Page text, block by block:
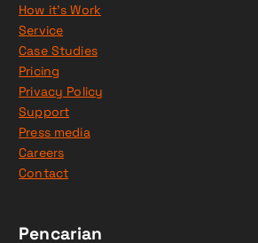
How it’s Work
Service
Case Studies
Pricing
Privacy Policy
Support
Press media
Careers
Contact
Pencarian